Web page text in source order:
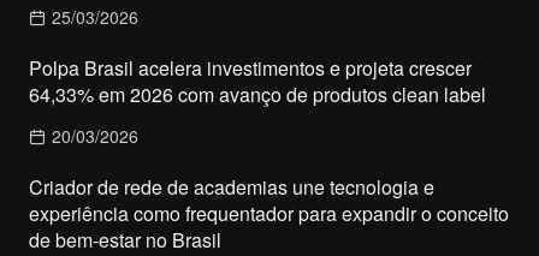
25/03/2026
Polpa Brasil acelera investimentos e projeta crescer
64,33% em 2026 com avanço de produtos clean label
20/03/2026
Criador de rede de academias une tecnologia e
experiência como frequentador para expandir o conceito
de bem-estar no Brasil